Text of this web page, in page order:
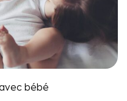
bébé